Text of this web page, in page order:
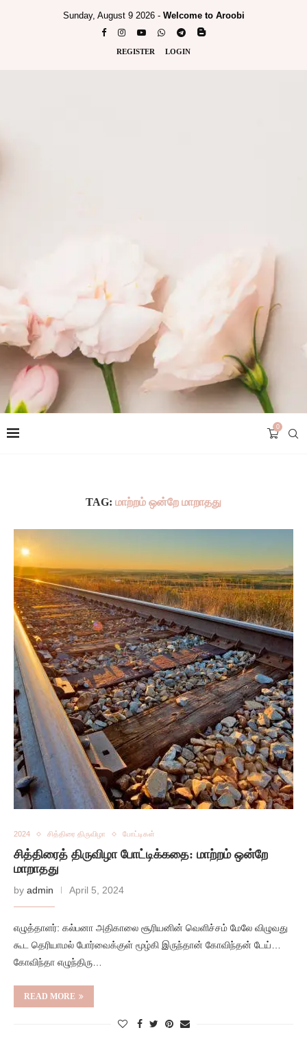
Sunday, August 9 2026 - Welcome to Aroobi
REGISTER LOGIN
0
TAG: மாற்றம் ஒன்றே மாறாதது
2024 சித்திரை திருவிழா போட்டிகள்
சித்திரைத் திருவிழா போட்டிக்கதை: மாற்றம் ஒன்றே
மாறாதது
by admin April 5, 2024
எழுத்தாளர்: கல்பனா அதிகாலை சூரியனின் வெளிச்சம் மேலே விழுவது
கூட தெரியாமல் போர்வைக்குள் மூழ்கி இருந்தான் கோவிந்தன் டேய்…
கோவிந்தா எழுந்திரு…
READ MORE